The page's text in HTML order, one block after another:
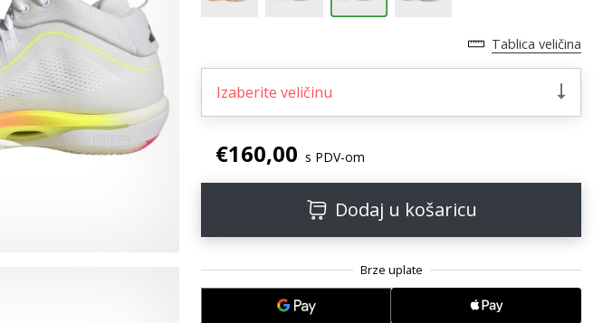
Tablica veličina
Izaberite veličinu
€160,00 s PDV-om
Dodaj u košaricu